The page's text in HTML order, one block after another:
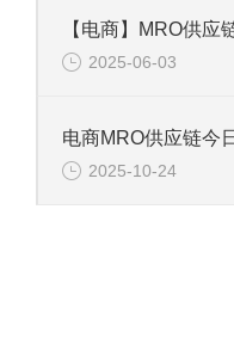
2025-06-03
2025-10-24